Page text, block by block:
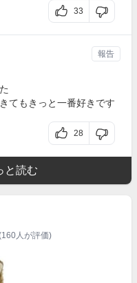
33
てもきっと一番好きです
28
報告
と読む
人が評価)